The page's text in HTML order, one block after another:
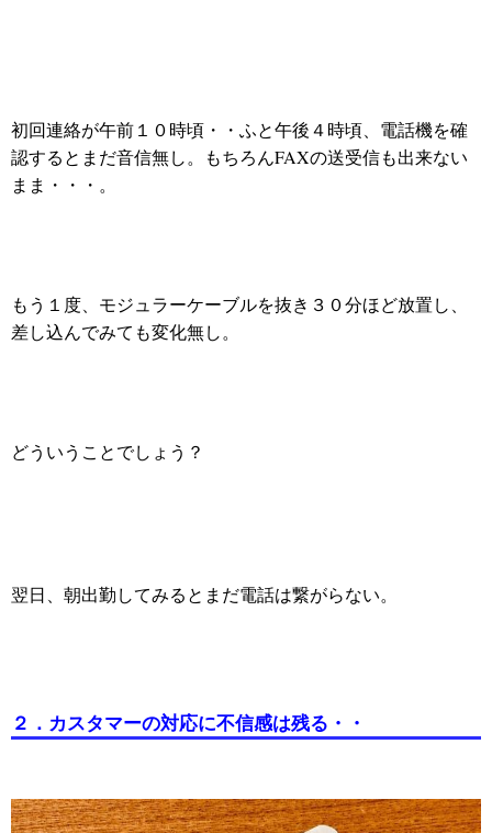
初回連絡が午前１０時頃・・ふと午後４時頃、電話機を確
認するとまだ音信無し。もちろんFAXの送受信も出来ない
まま・・・。
もう１度、モジュラーケーブルを抜き３０分ほど放置し、
差し込んでみても変化無し。
どういうことでしょう？
翌日、朝出勤してみるとまだ電話は繋がらない。
２．カスタマーの対応に不信感は残る・・